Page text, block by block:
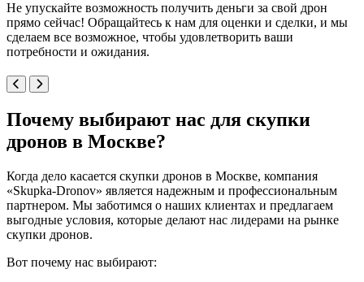
Не упускайте возможность получить деньги за свой дрон
прямо сейчас! Обращайтесь к нам для оценки и сделки, и мы
сделаем все возможное, чтобы удовлетворить ваши
потребности и ожидания.
Почему выбирают нас для скупки
дронов в Москве?
Когда дело касается скупки дронов в Москве, компания
«Skupka-Dronov» является надежным и профессиональным
партнером. Мы заботимся о наших клиентах и предлагаем
выгодные условия, которые делают нас лидерами на рынке
скупки дронов.
Вот почему нас выбирают: